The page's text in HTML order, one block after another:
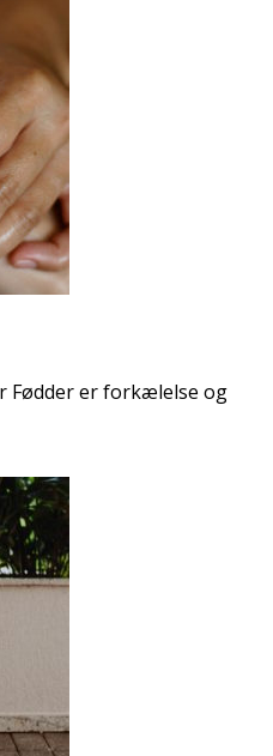
Fødder er forkælelse og